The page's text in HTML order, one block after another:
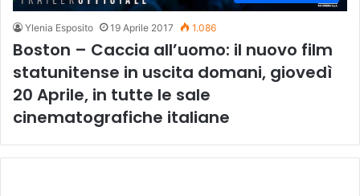
Ylenia Esposito 19 Aprile 2017 1.086
Boston – Caccia all’uomo: il nuovo film
statunitense in uscita domani, giovedì
20 Aprile, in tutte le sale
cinematografiche italiane